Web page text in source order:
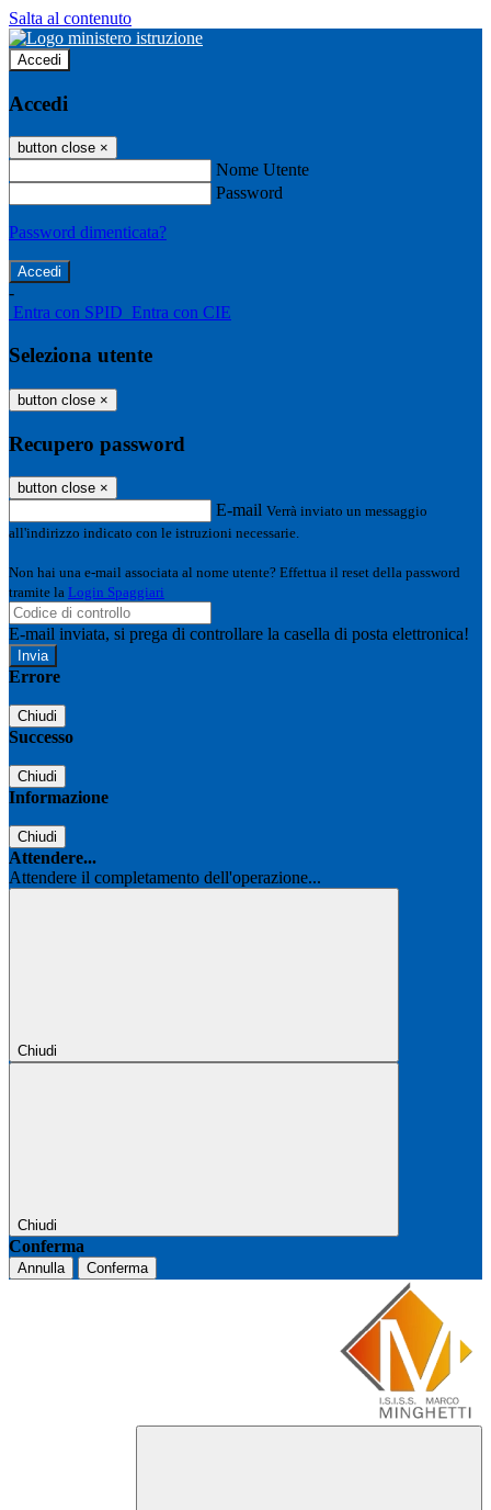
Salta al contenuto
Accedi
Accedi
button close ×
Nome Utente
Password
Password dimenticata?
-
Entra con SPID Entra con CIE
Seleziona utente
button close ×
Recupero password
button close ×
E-mail Verrà inviato un messaggio
all'indirizzo indicato con le istruzioni necessarie.
Non hai una e-mail associata al nome utente? Effettua il reset della password
tramite la Login Spaggiari
E-mail inviata, si prega di controllare la casella di posta elettronica!
Errore
Chiudi
Successo
Chiudi
Informazione
Chiudi
Attendere...
Attendere il completamento dell'operazione...
Chiudi
Chiudi
Conferma
Annulla Conferma